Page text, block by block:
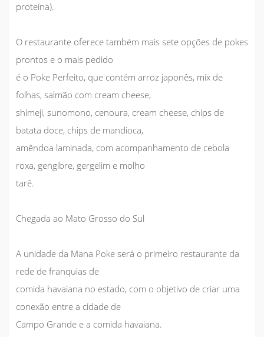
proteína).
O restaurante oferece também mais sete opções de pokes
prontos e o mais pedido
é o Poke Perfeito, que contém arroz japonês, mix de
folhas, salmão com cream cheese,
shimeji, sunomono, cenoura, cream cheese, chips de
batata doce, chips de mandioca,
amêndoa laminada, com acompanhamento de cebola
roxa, gengibre, gergelim e molho
tarê.
Chegada ao Mato Grosso do Sul
A unidade da Mana Poke será o primeiro restaurante da
rede de franquias de
comida havaiana no estado, com o objetivo de criar uma
conexão entre a cidade de
Campo Grande e a comida havaiana.